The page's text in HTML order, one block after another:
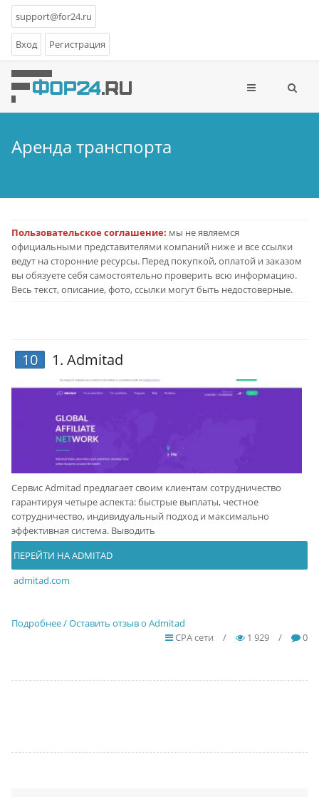
support@for24.ru
Вход Регистрация
Аренда транспорта
Пользовательское соглашение: мы не являемся
официальными представителями компаний ниже и все ссылки
ведут на сторонние ресурсы. Перед покупкой, оплатой и заказом
вы обязуете себя самостоятельно проверить всю информацию.
Весь текст, описание, фото, ссылки могут быть недостоверные.
10 1. Admitad
Сервис Admitad предлагает своим клиентам сотрудничество
гарантируя четыре аспекта: быстрые выплаты, честное
сотрудничество, индивидуальный подход и максимально
эффективная система. Выводить
ПЕРЕЙТИ НА ADMITAD
admitad.com
Подробнее / Оставить отзыв о Admitad
CPA сети
/ 1 929 / 0